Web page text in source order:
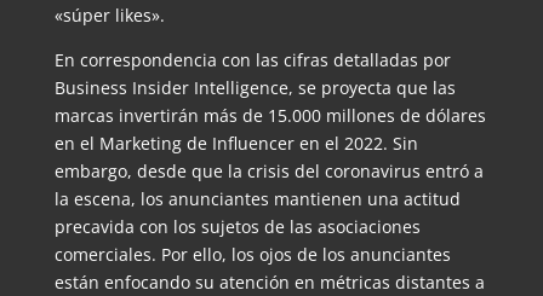
«súper likes».
En correspondencia con las cifras detalladas por
Business Insider Intelligence, se proyecta que las
marcas invertirán más de 15.000 millones de dólares
en el Marketing de Influencer en el 2022. Sin
embargo, desde que la crisis del coronavirus entró a
la escena, los anunciantes mantienen una actitud
precavida con los sujetos de las asociaciones
comerciales. Por ello, los ojos de los anunciantes
están enfocando su atención en métricas distantes a